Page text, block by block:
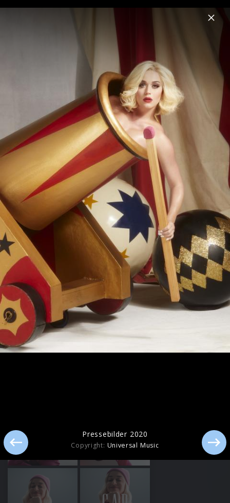
Menu
Musik Videos Fotos
Pressefoto "I'm His, He's Mine" (2024)
Pressefotos "143" (2024)
Pressebilder 2020
Copyright: Universal Music